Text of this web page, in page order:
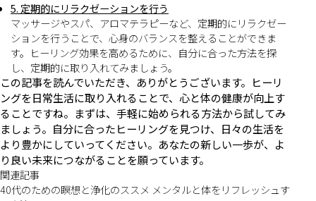
5. 定期的にリラクゼーションを行う
マッサージやスパ、アロマテラピーなど、定期的にリラクゼー
ションを行うことで、心身のバランスを整えることができま
す。ヒーリング効果を高めるために、自分に合った方法を探
し、定期的に取り入れてみましょう。
この記事を読んでいただき、ありがとうございます。ヒーリ
ングを日常生活に取り入れることで、心と体の健康が向上す
ることですね。まずは、手軽に始められる方法から試してみ
ましょう。自分に合ったヒーリングを見つけ、日々の生活を
より豊かにしていってください。あなたの新しい一歩が、よ
り良い未来につながることを願っています。
関連記事
40代のための瞑想と浄化のススメ メンタルと体をリフレッシュす